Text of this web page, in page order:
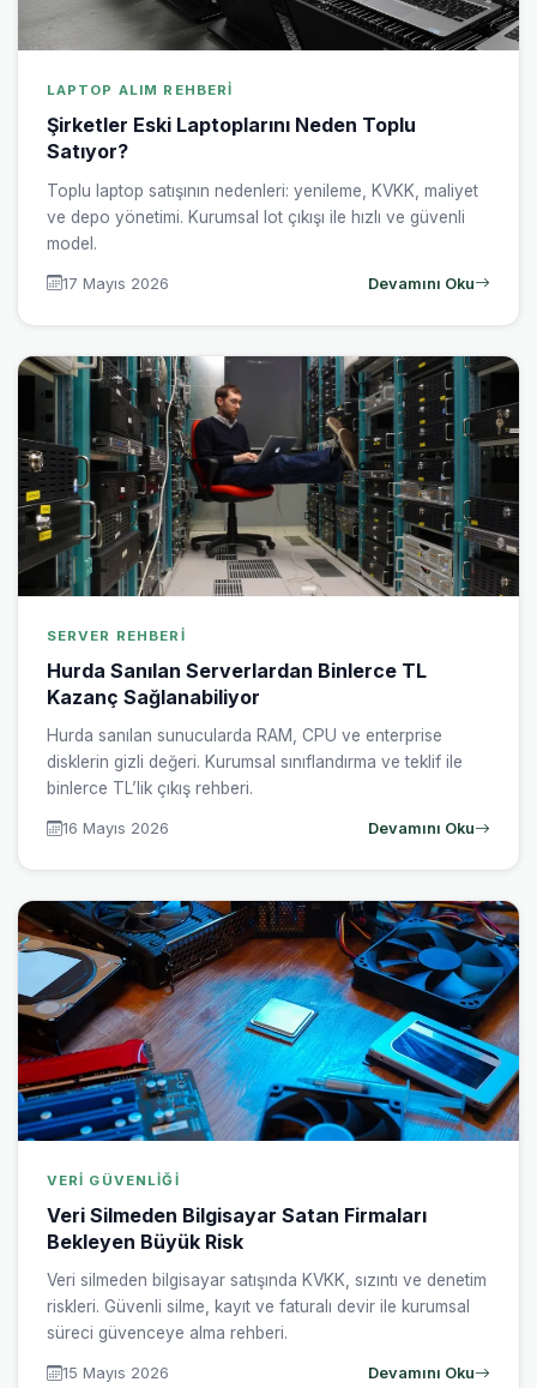
LAPTOP ALIM REHBERI
Şirketler Eski Laptoplarını Neden Toplu
Satıyor?
Toplu laptop satışının nedenleri: yenileme, KVKK, maliyet
ve depo yönetimi. Kurumsal lot çıkışı ile hızlı ve güvenli
model.
17 Mayıs 2026 Devamını Oku
SERVER REHBERI
Hurda Sanılan Serverlardan Binlerce TL
Kazanç Sağlanabiliyor
Hurda sanılan sunucularda RAM, CPU ve enterprise
disklerin gizli değeri. Kurumsal sınıflandırma ve teklif ile
binlerce TL’lik çıkış rehberi.
16 Mayıs 2026 Devamını Oku
VERI GÜVENLIĞI
Veri Silmeden Bilgisayar Satan Firmaları
Bekleyen Büyük Risk
Veri silmeden bilgisayar satışında KVKK, sızıntı ve denetim
riskleri. Güvenli silme, kayıt ve faturalı devir ile kurumsal
süreci güvenceye alma rehberi.
15 Mayıs 2026 Devamını Oku